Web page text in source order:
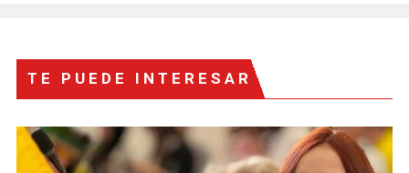
TE PUEDE INTERESAR